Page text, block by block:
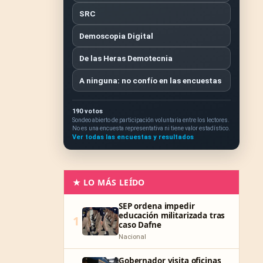
SRC
Demoscopia Digital
De las Heras Demotecnia
A ninguna: no confío en las encuestas
190 votos
Sondeo abierto de participación voluntaria entre los lectores.
No es una encuesta representativa ni tiene valor estadístico.
Ver todas las encuestas y resultados
★ LO MÁS LEÍDO
1
SEP ordena impedir
educación militarizada tras
caso Dafne
Nacional
Gobernador visita oficinas